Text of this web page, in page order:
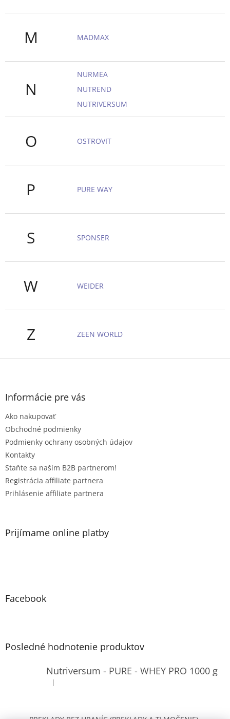
M MADMAX
N
NURMEA
NUTREND
NUTRIVERSUM
O OSTROVIT
P PURE WAY
S SPONSER
W WEIDER
Z ZEEN WORLD
Z
Informácie pre vás
Ako nakupovať
Obchodné podmienky
Podmienky ochrany osobných údajov
Kontakty
Staňte sa naším B2B partnerom!
Registrácia affiliate partnera
Prihlásenie affiliate partnera
Prijímame online platby
Facebook
Posledné hodnotenie produktov
Nutriversum - PURE - WHEY PRO 1000 g
Hodnotenie produktu je 4 z 5 hviezdičiek.
|